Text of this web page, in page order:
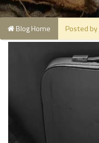
Blog Home Posted by